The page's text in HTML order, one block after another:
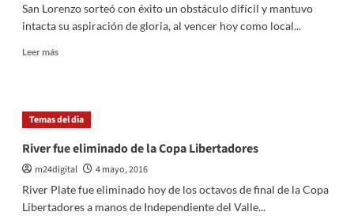
de
River
San Lorenzo sorteó con éxito un obstáculo difícil y mantuvo
intacta su aspiración de gloria, al vencer hoy como local...
Leer másLeer
Lorenzo
le
a
River
y
intacta
Temas del dia
River fue eliminado de la Copa Libertadores
m24digital
4 mayo, 2016
River Plate fue eliminado hoy de los octavos de final de la Copa
Libertadores a manos de Independiente del Valle...